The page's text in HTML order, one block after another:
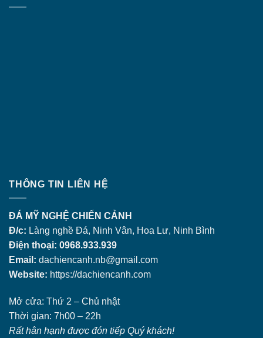
THÔNG TIN LIÊN HỆ
ĐÁ MỸ NGHỆ CHIẾN CẢNH
Đ/c: Làng nghề Đá, Ninh Vân, Hoa Lư, Ninh Bình
Điện thoại: 0968.933.939
Email: dachiencanh.nb@gmail.com
Website: https://dachiencanh.com
Mở cửa: Thứ 2 – Chủ nhật
Thời gian: 7h00 – 22h
Rất hân hạnh được đón tiếp Quý khách!